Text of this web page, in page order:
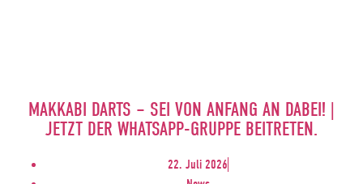
MAKKABI DARTS – SEI VON ANFANG AN DABEI! |
JETZT DER WHATSAPP-GRUPPE BEITRETEN.
22. Juli 2026